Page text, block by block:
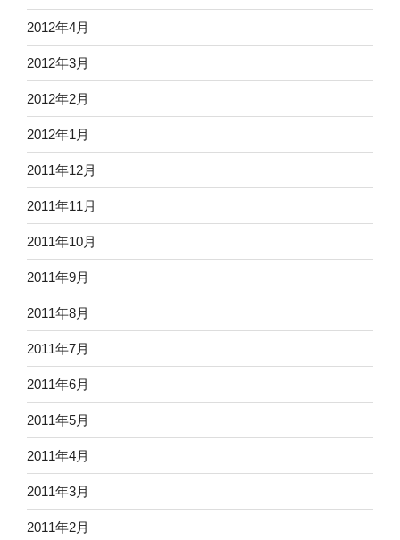
2012年4月
2012年3月
2012年2月
2012年1月
2011年12月
2011年11月
2011年10月
2011年9月
2011年8月
2011年7月
2011年6月
2011年5月
2011年4月
2011年3月
2011年2月